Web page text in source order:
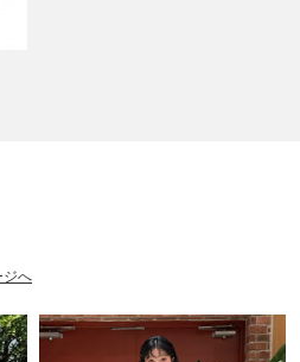
ジへ